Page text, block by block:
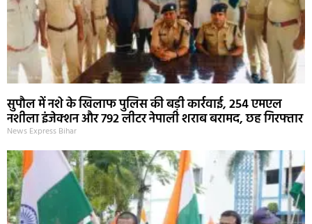
सुपौल में नशे के खिलाफ पुलिस की बड़ी कार्रवाई, 254 एमएल
नशीला इंजेक्शन और 792 लीटर नेपाली शराब बरामद, छह गिरफ्तार
News Express Bihar